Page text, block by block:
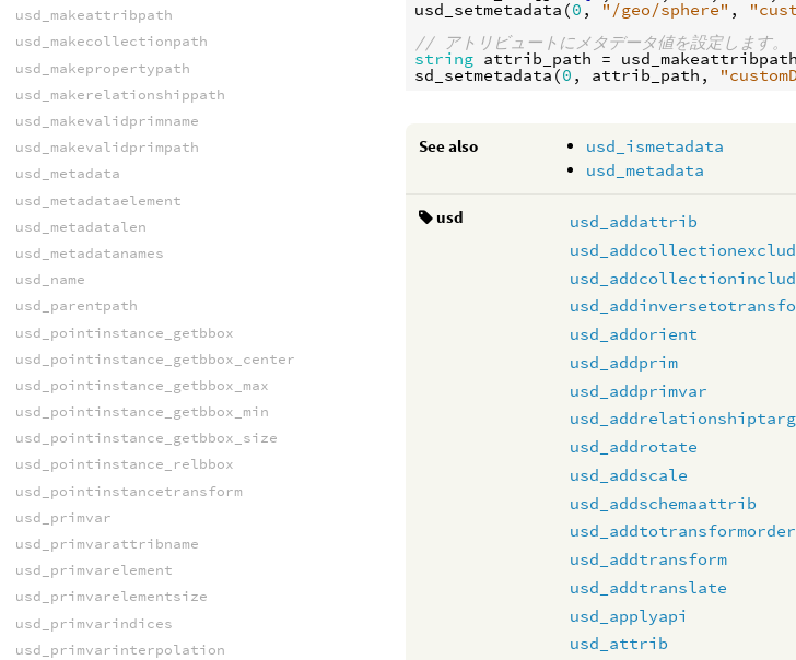
usd_setmetadata (0 , "/geo/sphere" ,
// アトリビュートにメタデータ値を設定します。
string attrib_path = usd_makeattribpath
sd_setmetadata(0 , attrib_path ,
See also
usd_ismetadata
usd_metadata
usd
usd_addattrib
usd_addorient
usd_addprim
usd_addprimvar
usd_addrotate
usd_addscale
usd_addschemaattrib
usd_addtotransformorder
usd_addtransform
usd_addtranslate
usd_applyapi
usd_attrib
usd_makeattribpath
usd_makecollectionpath
usd_makepropertypath
usd_makerelationshippath
usd_makevalidprimname
usd_makevalidprimpath
usd_metadata
usd_metadataelement
usd_metadatalen
usd_metadatanames
usd_name
usd_parentpath
usd_pointinstance_getbbox
usd_pointinstance_getbbox_center
usd_pointinstance_getbbox_max
usd_pointinstance_getbbox_min
usd_pointinstance_getbbox_size
usd_pointinstance_relbbox
usd_pointinstancetransform
usd_primvar
usd_primvarattribname
usd_primvarelement
usd_primvarelementsize
usd_primvarindices
usd_primvarinterpolation